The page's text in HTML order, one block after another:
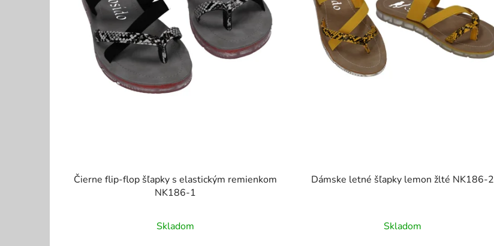
Čierne flip-flop šľapky s elastickým remienkom
NK186-1
Skladom
Dámske letné šľapky lemon žlté NK186-2
Skladom